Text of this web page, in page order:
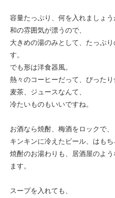
容量たっぷり、何を入れましょう
和の雰囲気が漂うので、
大きめの湯のみとして、たっぷ
す。
でも形は洋食器風。
熱々のコーヒーだって、ぴったり
麦茶、ジュースなんて、
冷たいものもいいですね。
お酒なら焼酎、梅酒をロックで、
キンキンに冷えたビール、はもち
焼酎のお湯わりも、居酒屋のよ
ます。
スープを入れても、